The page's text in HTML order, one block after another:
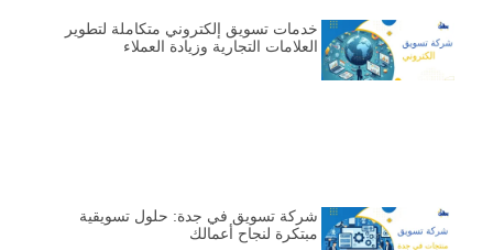
خدمات تسويق إلكتروني متكاملة لتطوير
العلامات التجارية وزيادة العملاء
شركة تسويق في جدة: حلول تسويقية
مبتكرة لنجاح أعمالك